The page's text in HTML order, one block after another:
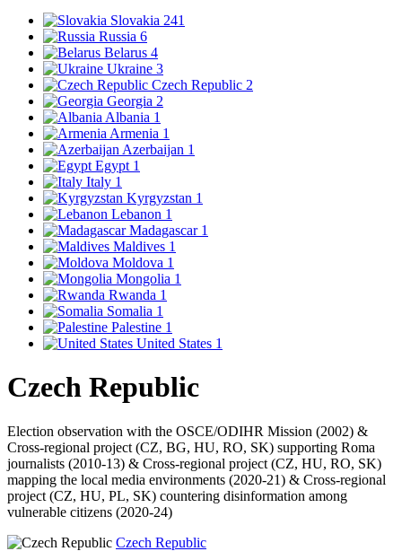
Slovakia 241
Russia 6
Belarus 4
Ukraine 3
Czech Republic 2
Georgia 2
Albania 1
Armenia 1
Azerbaijan 1
Egypt 1
Italy 1
Kyrgyzstan 1
Lebanon 1
Madagascar 1
Maldives 1
Moldova 1
Mongolia 1
Rwanda 1
Somalia 1
Palestine 1
United States 1
Czech Republic
Election observation with the OSCE/ODIHR Mission (2002) &
Cross-regional project (CZ, BG, HU, RO, SK) supporting Roma
journalists (2010-13) & Cross-regional project (CZ, HU, RO, SK)
mapping the local media environments (2020-21) & Cross-regional
project (CZ, HU, PL, SK) countering disinformation among
vulnerable citizens (2020-24)
Czech Republic